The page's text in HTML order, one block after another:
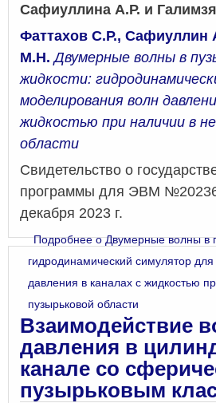
Сафиуллина А.Р. и
Фаттахов С.Р., Сафиуллин
М.Н. Двумерные волны в
жидкости:
моделирования волн
жидкостью при наличии в
области
Свидетельство о
программы для ЭВМ
декабря 2023 г.
Подробнеео Двумерные волны в
гидродинамический симулятор
давления в каналах с жидкостью
пузырьковой области
Взаимодействие
давления в
канале со
пузырьковым